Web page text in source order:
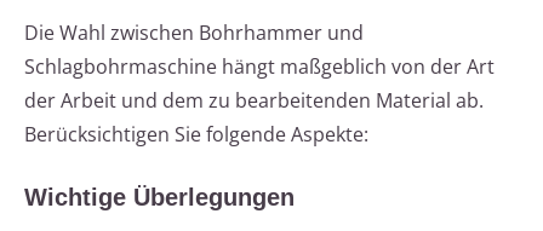
Die Wahl zwischen Bohrhammer und
Schlagbohrmaschine hängt maßgeblich von der Art
der Arbeit und dem zu bearbeitenden Material ab.
Berücksichtigen Sie folgende Aspekte:
Wichtige Überlegungen